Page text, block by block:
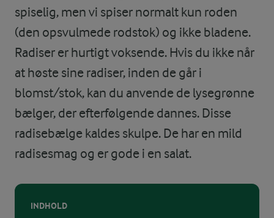
spiselig, men vi spiser normalt kun roden
(den opsvulmede rodstok) og ikke bladene.
Radiser er hurtigt voksende. Hvis du ikke når
at høste sine radiser, inden de går i
blomst/stok, kan du anvende de lysegrønne
bælger, der efterfølgende dannes. Disse
radisebælge kaldes skulpe. De har en mild
radisesmag og er gode i en salat.
INDHOLD